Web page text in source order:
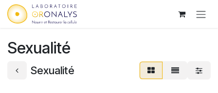
Ir al contenido
Sexualité
Sexualité